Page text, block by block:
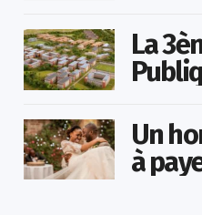
La
Un
à